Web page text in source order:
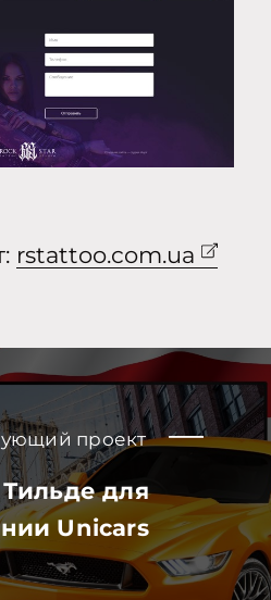
rstattoo.com.ua
проект
для
Unicars